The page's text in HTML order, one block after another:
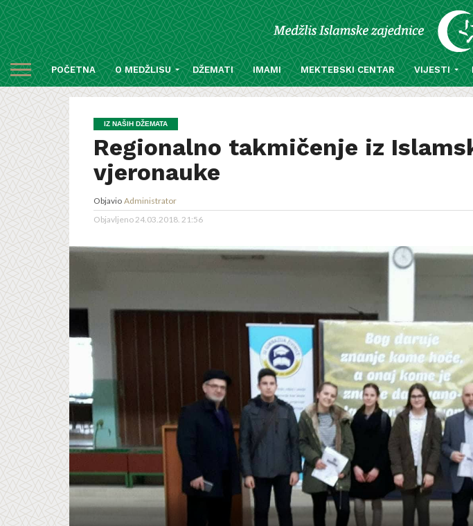
POČETNA O MEDŽLISU DŽEMATI IMAMI MEKTEBSKI CENTAR VIJESTI
IZ NAŠIH DŽEMATA
Regionalno takmičenje iz
vjeronauke
Objavio Administrator
Objavljeno24.03.2018. 21:56